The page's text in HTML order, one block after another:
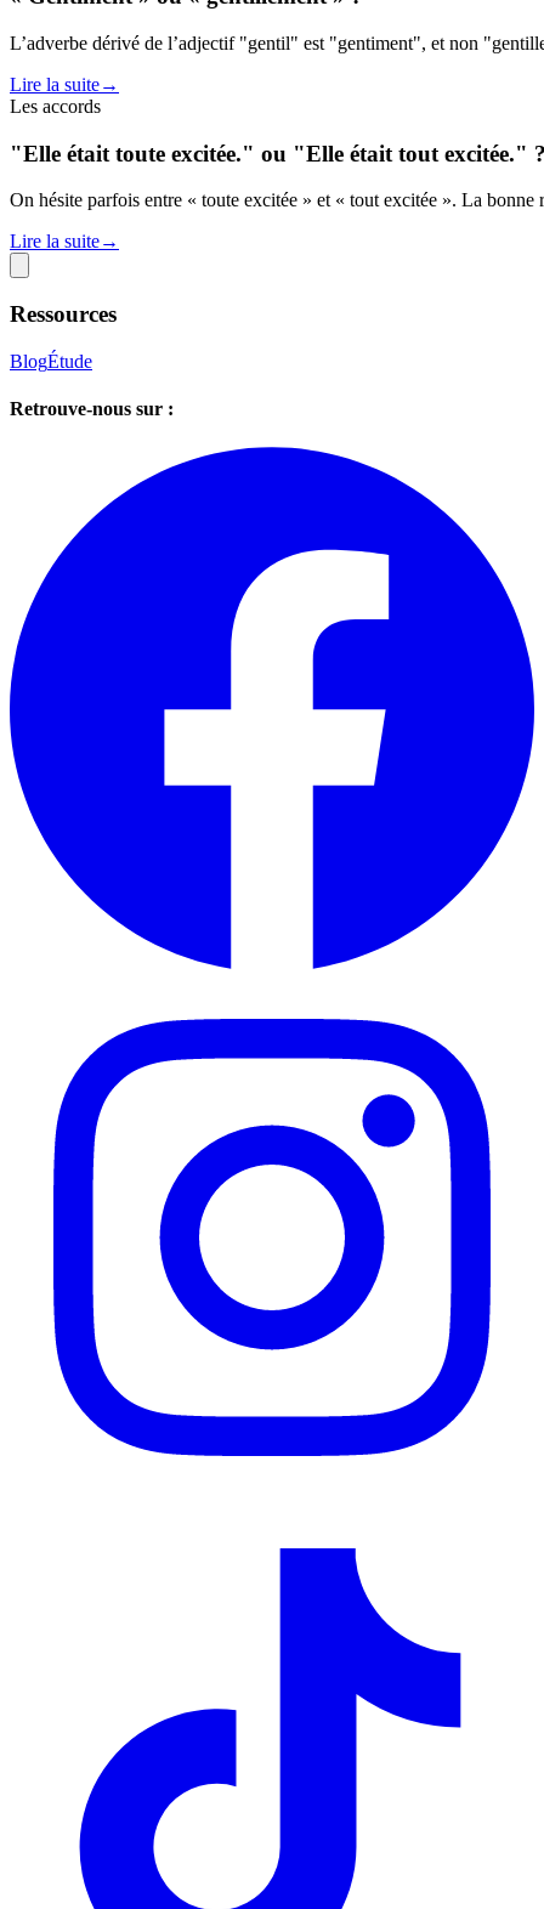
L’adverbe dérivé de l’adjectif "gentil" est "gentiment", et non
Lire la suite→
Les accords
"Elle était toute excitée." ou "Elle était tout excitée."
On hésite parfois entre « toute excitée » et « tout excitée ». La
Lire la suite→
Ressources
BlogÉtude
Retrouve-nous sur :